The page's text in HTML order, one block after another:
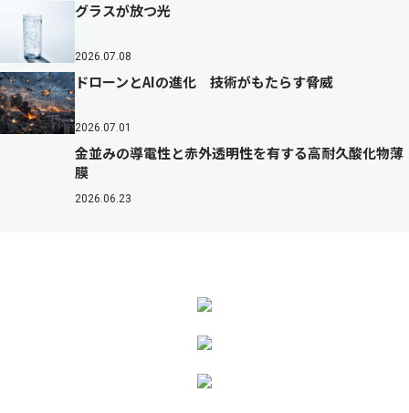
グラスが放つ光
2026.07.08
ドローンとAIの進化 技術がもたらす脅威
2026.07.01
金並みの導電性と赤外透明性を有する高耐久酸化物薄
膜
2026.06.23